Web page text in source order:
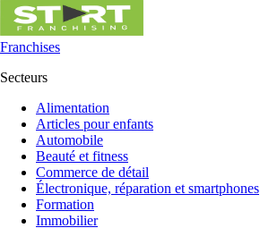
Franchises
Secteurs
Alimentation
Articles pour enfants
Automobile
Beauté et fitness
Commerce de détail
Électronique, réparation et smartphones
Formation
Immobilier